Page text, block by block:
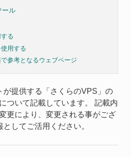
ール
る
用する
参考となるウェブページ
が提供する「さくらのVPS」の
ついて記載しています。 記載内
更により、変更される事がござ
してご活用ください。